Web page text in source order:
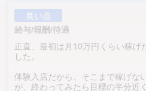
良い点
給与/報酬/待遇
正直、最初は月10万円くらい稼げ
した。
体験入店だから、そこまで稼げな
が、終わってみたら目標の半分近